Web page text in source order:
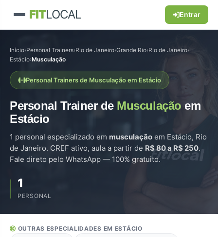
FITLOCAL Entrar
Início›Personal Trainers›Rio de Janeiro›Grande Rio›Rio de Janeiro›
Estácio›Musculação
Personal Trainers de Musculação em Estácio
Personal Trainer de Musculação em
Estácio
1 personal especializado em musculação em Estácio, Rio
de Janeiro. CREF ativo, aula a partir de R$ 80 a R$ 250.
Fale direto pelo WhatsApp — 100% gratuito.
1
PERSONAL
OUTRAS ESPECIALIDADES EM ESTÁCIO